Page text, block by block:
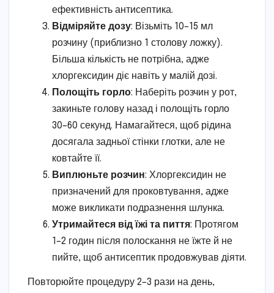
ефективність антисептика.
Відміряйте дозу: Візьміть 10–15 мл
розчину (приблизно 1 столову ложку).
Більша кількість не потрібна, адже
хлоргексидин діє навіть у малій дозі.
Полощіть горло: Наберіть розчин у рот,
закиньте голову назад і полощіть горло
30–60 секунд. Намагайтеся, щоб рідина
досягала задньої стінки глотки, але не
ковтайте її.
Виплюньте розчин: Хлоргексидин не
призначений для проковтування, адже
може викликати подразнення шлунка.
Утримайтеся від їжі та пиття: Протягом
1–2 годин після полоскання не їжте й не
пийте, щоб антисептик продовжував діяти.
Повторюйте процедуру 2–3 рази на день,